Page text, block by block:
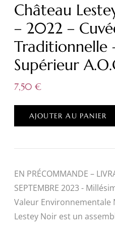
Château
– 2022 –
Traditionnelle
Supérieur
7,50 €
AJOUTER AU PANIER
EN PRÉCOMMANDE –
SEPTEMBRE 2023 -
Valeur Environnementale
Lestey Noir est un